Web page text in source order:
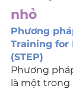
nhỏ
Phương
Training for
(STEP)
Phương
là một trong